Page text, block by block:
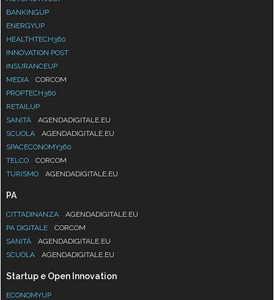
BANKINGUP
ENERGYUP
HEALTHTECH360
INNOVATION POST
INSURANCEUP
MEDIA
CORCOM
PROPTECH360
RETAILUP
SANITÀ
AGENDADIGITALE.EU
SCUOLA
AGENDADIGITALE.EU
SPACECONOMY360
TELCO
CORCOM
TURISMO
AGENDADIGITALE.EU
PA
CITTADINANZA
AGENDADIGITALE.EU
PA DIGITALE
CORCOM
SANITÀ
AGENDADIGITALE.EU
SCUOLA
AGENDADIGITALE.EU
Startup e Open Innovation
ECONOMYUP